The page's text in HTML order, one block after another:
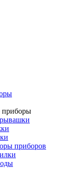
приборы
приборов